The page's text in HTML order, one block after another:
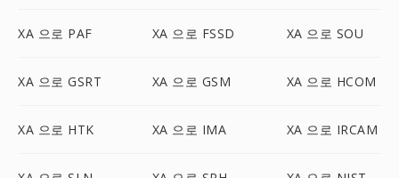
XA 으로 PAF XA 으로 FSSD XA 으로 SOU
XA 으로 GSRT XA 으로 GSM XA 으로 HCOM
XA 으로 HTK XA 으로 IMA XA 으로 IRCAM